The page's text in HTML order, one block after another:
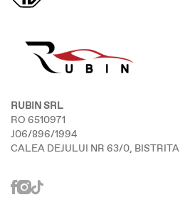
RUBIN SRL
RO 6510971
J06/896/1994
CALEA DEJULUI NR 63/0, BISTRITA